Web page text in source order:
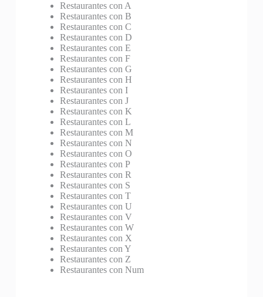
Restaurantes con A
Restaurantes con B
Restaurantes con C
Restaurantes con D
Restaurantes con E
Restaurantes con F
Restaurantes con G
Restaurantes con H
Restaurantes con I
Restaurantes con J
Restaurantes con K
Restaurantes con L
Restaurantes con M
Restaurantes con N
Restaurantes con O
Restaurantes con P
Restaurantes con R
Restaurantes con S
Restaurantes con T
Restaurantes con U
Restaurantes con V
Restaurantes con W
Restaurantes con X
Restaurantes con Y
Restaurantes con Z
Restaurantes con Num